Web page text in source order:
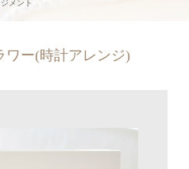
メント
ワー(時計アレンジ)